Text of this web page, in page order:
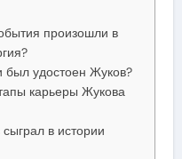
произошли в
был удостоен Жуков?
карьеры Жукова
в истории